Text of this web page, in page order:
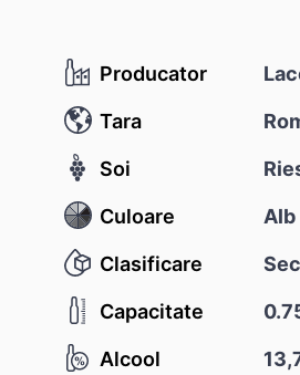
Producator
Tara
Soi
Culoare Alb
Clasificare Sec
Capacitate
Alcool